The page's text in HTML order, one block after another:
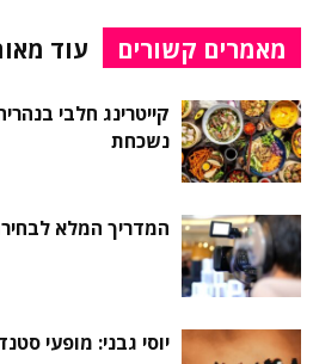
מאמרים קשורים עוד
קייטרינג חלבי
נשכחת
המדריך המלא
יוסי גבני: מופעי